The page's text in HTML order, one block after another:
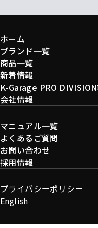
ホーム
ブランド一覧
商品一覧
新着情報
K-Garage PRO DIVISION
会社情報
マニュアル一覧
よくあるご質問
お問い合わせ
採用情報
プライバシーポリシー
English